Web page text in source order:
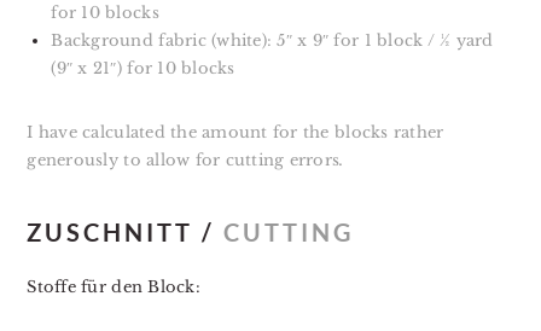
for 10 blocks
Background fabric (white): 5″ x 9″ for 1 block / ½ yard
(9″ x 21″) for 10 blocks
I have calculated the amount for the blocks rather
generously to allow for cutting errors.
ZUSCHNITT / CUTTING
Stoffe für den Block: